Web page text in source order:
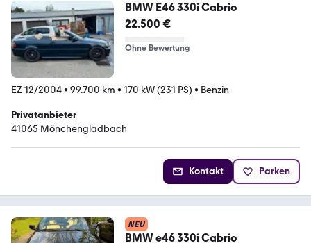
BMW E46 330i Cabrio
22.500 €
Ohne Bewertung
EZ 12/2004• 99.700 km • 170 kW (231 PS) • Benzin
Privatanbieter
41065 Mönchengladbach
Kontakt Parken
NEU
BMW e46 330i Cabrio